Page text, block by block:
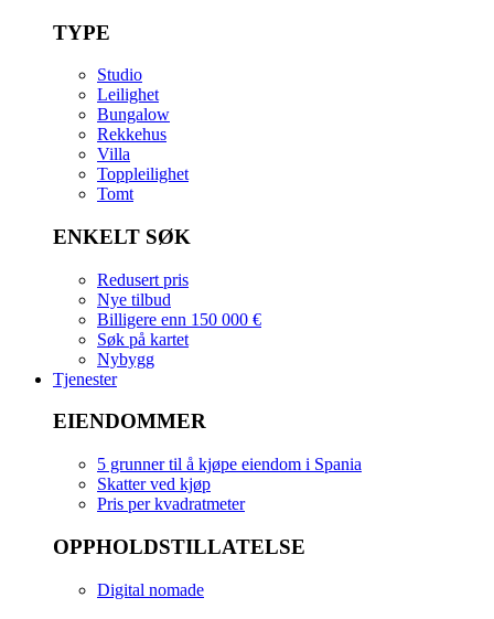
TYPE
Studio
Leilighet
Bungalow
Rekkehus
Villa
Toppleilighet
Tomt
ENKELT SØK
Redusert pris
Nye tilbud
Billigere enn 150 000 €
Søk på kartet
Nybygg
Tjenester
EIENDOMMER
5 grunner til å kjøpe eiendom i Spania
Skatter ved kjøp
Pris per kvadratmeter
OPPHOLDSTILLATELSE
Digital nomade